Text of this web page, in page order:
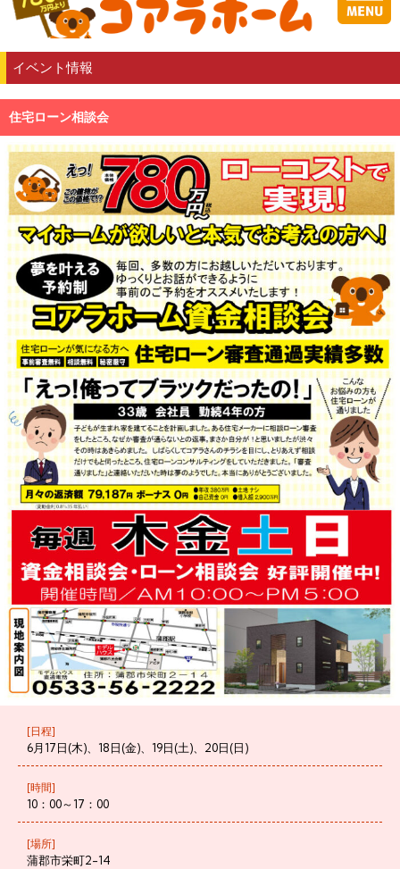
イベント情報
住宅ローン相談会
[日程]
6月17日(木)、18日(金)、19日(土)、20日(日)
[時間]
10：00～17：00
[場所]
蒲郡市栄町2-14